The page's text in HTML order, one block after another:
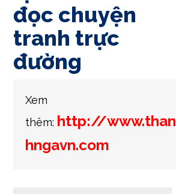
đọc chuyện
tranh trực
đường
Xem
thêm: http://www.than
hngavn.com